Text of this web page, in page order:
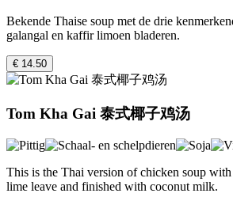
Bekende Thaise soup met de drie
galangal en kaffir limoen bladeren.
€ 14.50
Tom Kha Gai 泰式椰子鸡汤
This is the Thai version of chicken soup
lime leave and finished with coconut milk.